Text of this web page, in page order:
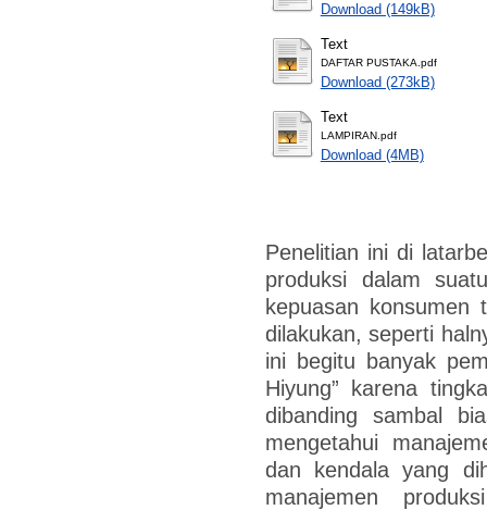
Download (149kB)
Text
DAFTAR PUSTAKA.pdf
Download (273kB)
Text
LAMPIRAN.pdf
Download (4MB)
Penelitian ini di
produksi dalam
kepuasan konsumen
dilakukan, seperti
ini begitu banyak
Hiyung” karena
dibanding sambal
mengetahui
dan kendala yang
manajemen